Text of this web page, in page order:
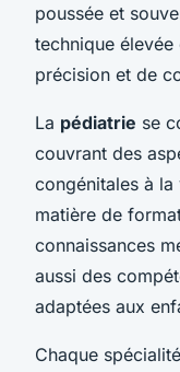
poussée et
technique
précision et de
La pédiatrie se
couvrant des
congénitales à
matière de
connaissances
aussi des
adaptées aux
Chaque